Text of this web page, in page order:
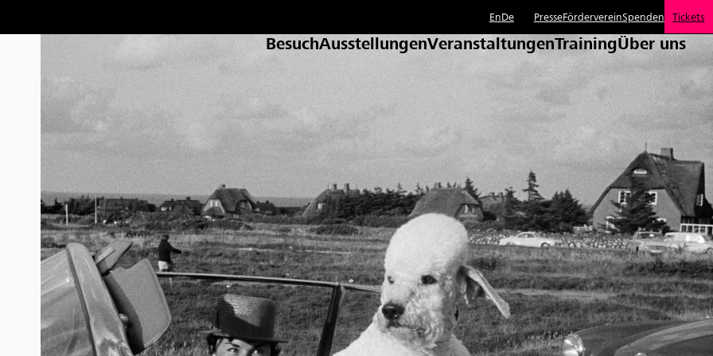
EnDe PresseFördervereinSpenden Tickets
BesuchAusstellungenVeranstaltungenTrainingÜber uns